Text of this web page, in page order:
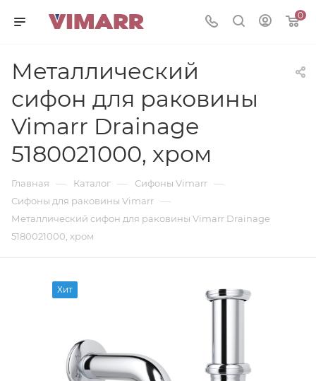
0
Металлический
сифон для раковины
Vimarr Drainage
5180021000, хром
Главная — Каталог — Сифоны Vimarr —
Сифоны для раковины Vimarr —
Металлический сифон для раковины Vimarr Drainage
5180021000, хром
Хит